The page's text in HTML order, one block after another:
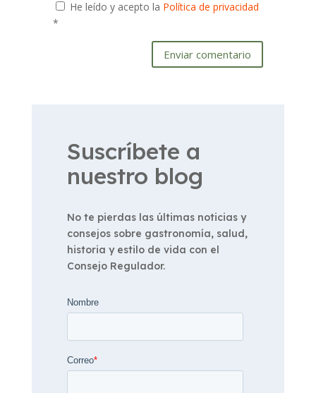
He leído y acepto la Política de privacidad
*
Enviar comentario
Suscríbete a
nuestro blog
No te pierdas las últimas noticias y
consejos sobre gastronomía, salud,
historia y estilo de vida con el
Consejo Regulador.